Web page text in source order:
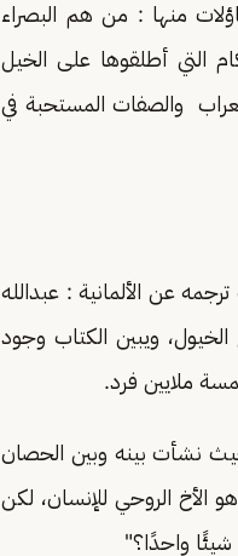
منها : من هم البصراء
التي أطلقوها على الخيل
والصفات المستحبة في
عن الألمانية : عبدالله
ويبين الكتاب وجود
ملايين فرد.
نشأت بينه وبين الحصان
الأخ الروحي للإنسان، لكن
واحدًا؟"